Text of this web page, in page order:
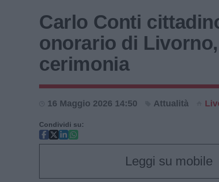
Carlo Conti
onorario di
cerimonia
16 Maggio 2026 14:50 Attualità
Condividi su:
Leggi su mobile